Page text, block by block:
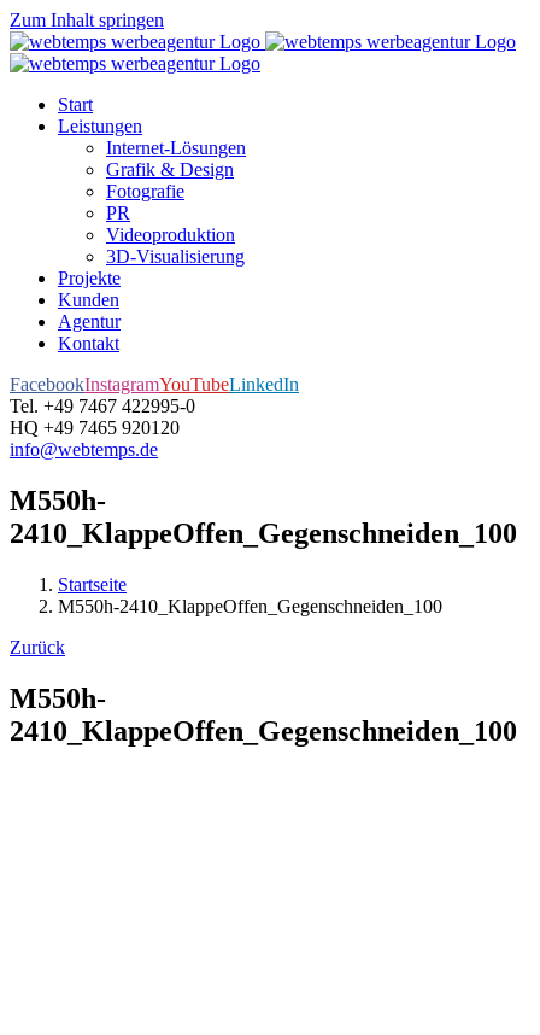
Zum Inhalt springen
Start
Leistungen
Internet-Lösungen
Grafik & Design
Fotografie
PR
Videoproduktion
3D-Visualisierung
Projekte
Kunden
Agentur
Kontakt
FacebookInstagramYouTubeLinkedIn
Tel. +49 7467 422995-0
HQ +49 7465 920120
info@webtemps.de
M550h-
2410_KlappeOffen_Gegenschneiden_100
Startseite
M550h-2410_KlappeOffen_Gegenschneiden_100
Zurück
M550h-
2410_KlappeOffen_Gegenschneiden_100